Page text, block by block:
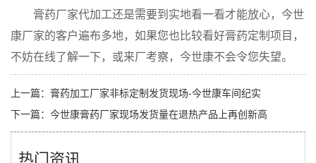
膏药厂家代加工还是需要到实地看一看才能放心，今世
康厂家的客户遍布多地，如果您也比较看好膏药定制项目，
不妨在线了解一下，或来厂考察，今世康不会令您失望。
上一篇： 膏药加工厂家非标定制发货现场-今世康车间纪实
下一篇： 今世康膏药厂家现场发货量在退热产品上再创新高
热门资讯